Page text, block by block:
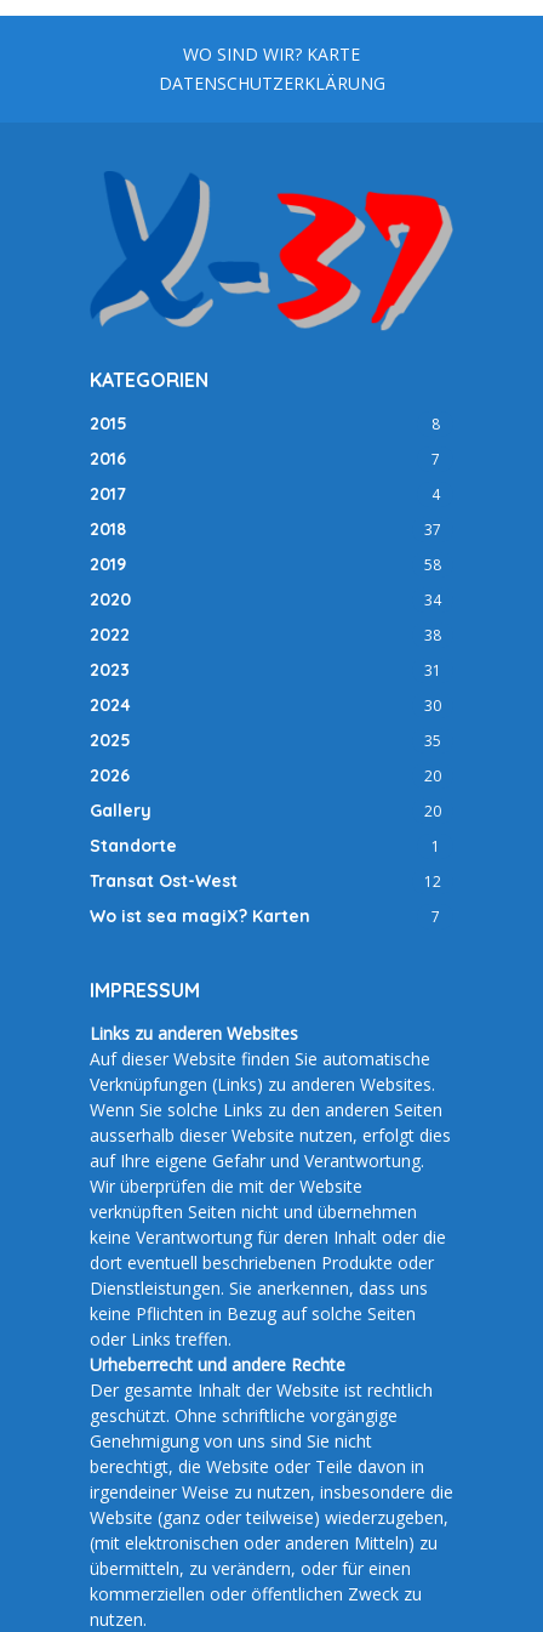
WO SIND WIR? KARTE
DATENSCHUTZERKLÄRUNG
KATEGORIEN
2015 8
2016 7
2017 4
2018 37
2019 58
2020 34
2022 38
2023 31
2024 30
2025 35
2026 20
Gallery 20
Standorte 1
Transat Ost-West 12
Wo ist sea magiX? Karten 7
IMPRESSUM
Links zu anderen Websites
Auf dieser Website finden Sie automatische
Verknüpfungen (Links) zu anderen Websites.
Wenn Sie solche Links zu den anderen Seiten
ausserhalb dieser Website nutzen, erfolgt dies
auf Ihre eigene Gefahr und Verantwortung.
Wir überprüfen die mit der Website
verknüpften Seiten nicht und übernehmen
keine Verantwortung für deren Inhalt oder die
dort eventuell beschriebenen Produkte oder
Dienstleistungen. Sie anerkennen, dass uns
keine Pflichten in Bezug auf solche Seiten
oder Links treffen.
Urheberrecht und andere Rechte
Der gesamte Inhalt der Website ist rechtlich
geschützt. Ohne schriftliche vorgängige
Genehmigung von uns sind Sie nicht
berechtigt, die Website oder Teile davon in
irgendeiner Weise zu nutzen, insbesondere die
Website (ganz oder teilweise) wiederzugeben,
(mit elektronischen oder anderen Mitteln) zu
übermitteln, zu verändern, oder für einen
kommerziellen oder öffentlichen Zweck zu
nutzen.